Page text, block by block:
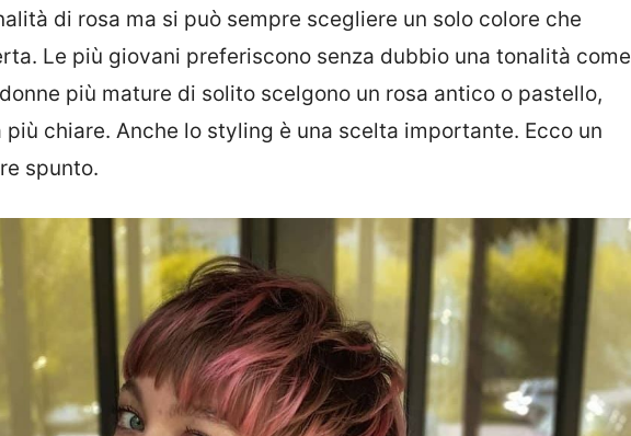
di rosa ma si può sempre scegliere un solo colore che
Le più giovani preferiscono senza dubbio una tonalità come
più mature di solito scelgono un rosa antico o pastello,
chiare. Anche lo styling è una scelta importante. Ecco un
spunto.